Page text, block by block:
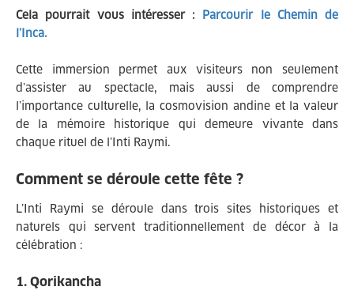
Cela pourrait vous intéresser :
Parcourir le Chemin de
l’Inca.
Cette immersion permet aux visiteurs non seulement
d’assister au spectacle, mais aussi de comprendre
l’importance culturelle, la cosmovision andine et la valeur
de la mémoire historique qui demeure vivante dans
chaque rituel de l’Inti Raymi.
Comment se déroule cette fête ?
L’Inti Raymi se déroule dans trois sites historiques et
naturels qui servent traditionnellement de décor à la
célébration :
1. Qorikancha